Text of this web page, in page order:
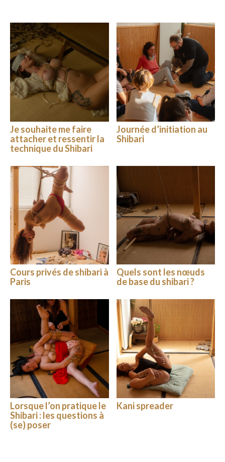
Je souhaite me faire
attacher et ressentir la
technique du Shibari
Journée d’initiation au
Shibari
Cours privés de shibari à
Paris
Quels sont les nœuds
de base du shibari ?
Lorsque l’on pratique le
Shibari : les questions à
(se) poser
Kani spreader